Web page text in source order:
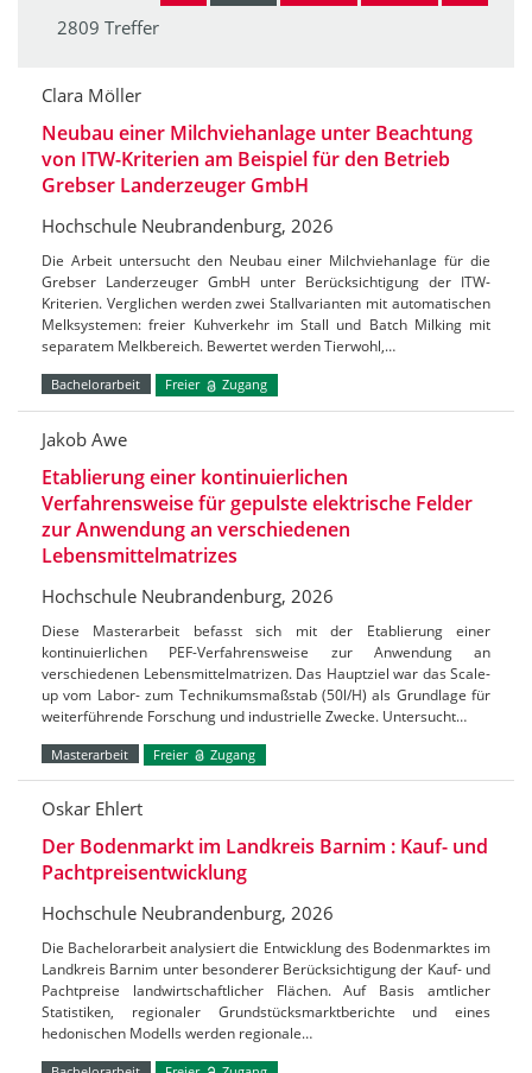
2809 Treffer
Clara Möller
Neubau einer Milchviehanlage unter Beachtung
von ITW-Kriterien am Beispiel für den Betrieb
Grebser Landerzeuger GmbH
Hochschule Neubrandenburg, 2026
Die Arbeit untersucht den Neubau einer Milchviehanlage für die
Grebser Landerzeuger GmbH unter Berücksichtigung der ITW-
Kriterien. Verglichen werden zwei Stallvarianten mit automatischen
Melksystemen: freier Kuhverkehr im Stall und Batch Milking mit
separatem Melkbereich. Bewertet werden Tierwohl,…
Bachelorarbeit Freier Zugang
Jakob Awe
Etablierung einer kontinuierlichen
Verfahrensweise für gepulste elektrische Felder
zur Anwendung an verschiedenen
Lebensmittelmatrizes
Hochschule Neubrandenburg, 2026
Diese Masterarbeit befasst sich mit der Etablierung einer
kontinuierlichen PEF-Verfahrensweise zur Anwendung an
verschiedenen Lebensmittelmatrizen. Das Hauptziel war das Scale-
up vom Labor- zum Technikumsmaßstab (50l/H) als Grundlage für
weiterführende Forschung und industrielle Zwecke. Untersucht…
Masterarbeit Freier Zugang
Oskar Ehlert
Der Bodenmarkt im Landkreis Barnim : Kauf- und
Pachtpreisentwicklung
Hochschule Neubrandenburg, 2026
Die Bachelorarbeit analysiert die Entwicklung des Bodenmarktes im
Landkreis Barnim unter besonderer Berücksichtigung der Kauf- und
Pachtpreise landwirtschaftlicher Flächen. Auf Basis amtlicher
Statistiken, regionaler Grundstücksmarktberichte und eines
hedonischen Modells werden regionale…